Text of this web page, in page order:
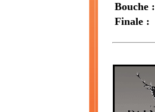
Bouche :
Finale :